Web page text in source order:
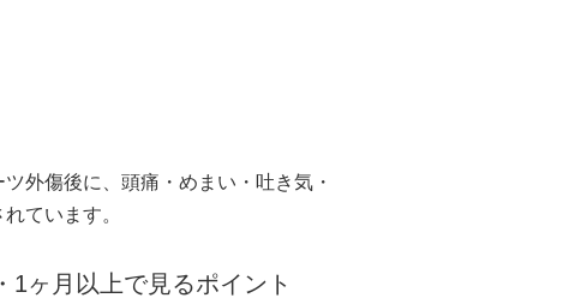
外傷後に、頭痛・めまい・吐き気・
ています。
ヶ月以上で見るポイント